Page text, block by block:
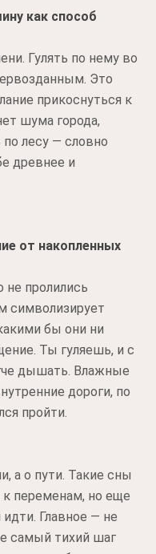
как способ
Гулять по нему во
Это
прикоснуться к
шума города,
лесу — словно
древнее и
от накопленных
пролились
символизирует
бы они ни
Ты гуляешь, и с
дышать. Влажные
дороги, по
пройти.
а о пути. Такие сны
к переменам, но еще
Главное — не
самый тихий шаг